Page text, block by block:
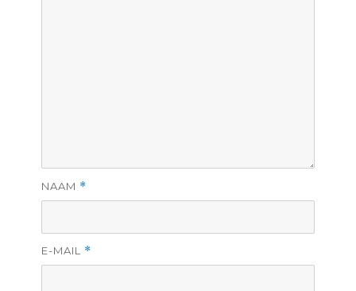
NAAM *
E-MAIL *